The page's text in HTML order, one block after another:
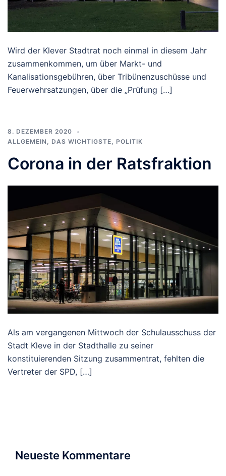
Wird der Klever Stadtrat noch einmal in diesem Jahr
zusammenkommen, um über Markt- und
Kanalisationsgebühren, über Tribünenzuschüsse und
Feuerwehrsatzungen, über die „Prüfung […]
8. DEZEMBER 2020
ALLGEMEIN , DAS WICHTIGSTE, POLITIK
Corona in der Ratsfraktion
Als am vergangenen Mittwoch der Schulausschuss der
Stadt Kleve in der Stadthalle zu seiner
konstituierenden Sitzung zusammentrat, fehlten die
Vertreter der SPD, […]
Neueste Kommentare